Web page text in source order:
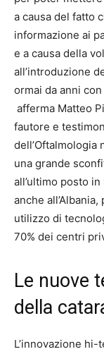
a causa del fatto
informazione ai
e a causa della
all’introduzione
ormai da anni
afferma Matteo
fautore e
dell’Oftalmologia
una grande
all’ultimo posto
anche
utilizzo di
70% dei centri
Le nuove
della
L’innovazione